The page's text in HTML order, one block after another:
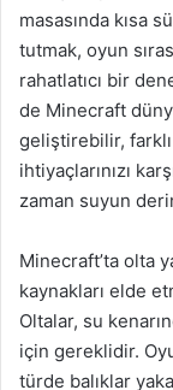
masasında kısa
tutmak, oyun
rahatlatıcı bir
de Minecraft
geliştirebilir,
ihtiyaçlarınızı
zaman suyun
Minecraft’ta olta
kaynakları elde
Oltalar, su
için gereklidir.
türde balıklar